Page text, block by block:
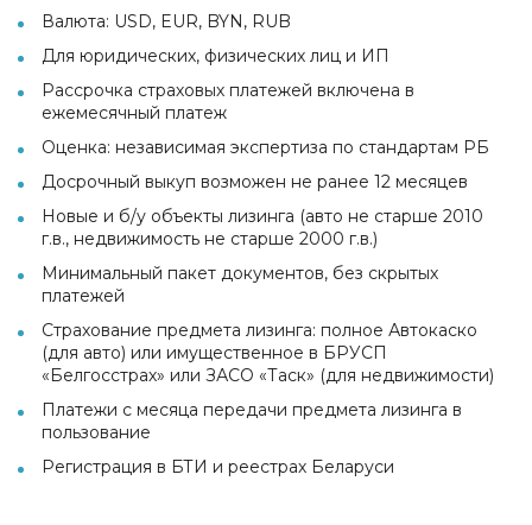
Валюта: USD, EUR, BYN, RUB
Для юридических, физических лиц и ИП
Рассрочка страховых платежей включена в
ежемесячный платеж
Оценка: независимая экспертиза по стандартам РБ
Досрочный выкуп возможен не ранее 12 месяцев
Новые и б/у объекты лизинга (авто не старше 2010
г.в., недвижимость не старше 2000 г.в.)
Минимальный пакет документов, без скрытых
платежей
Страхование предмета лизинга: полное Автокаско
(для авто) или имущественное в БРУСП
«Белгосстрах» или ЗАСО «Таск» (для недвижимости)
Платежи с месяца передачи предмета лизинга в
пользование
Регистрация в БТИ и реестрах Беларуси